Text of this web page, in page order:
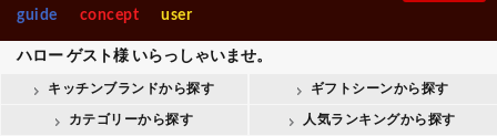
guide
concept user
ハロー ゲスト様いらっしゃいませ。
キッチンブランドから探す ギフトシーンから探す
カテゴリーから探す 人気ランキングから探す
入園・入学【内祝】おすす
めギフト
フト
整理＆店舗用品 ギフト
整理＆店舗用品人
気ランキング
ンキング
はかり・タイマー